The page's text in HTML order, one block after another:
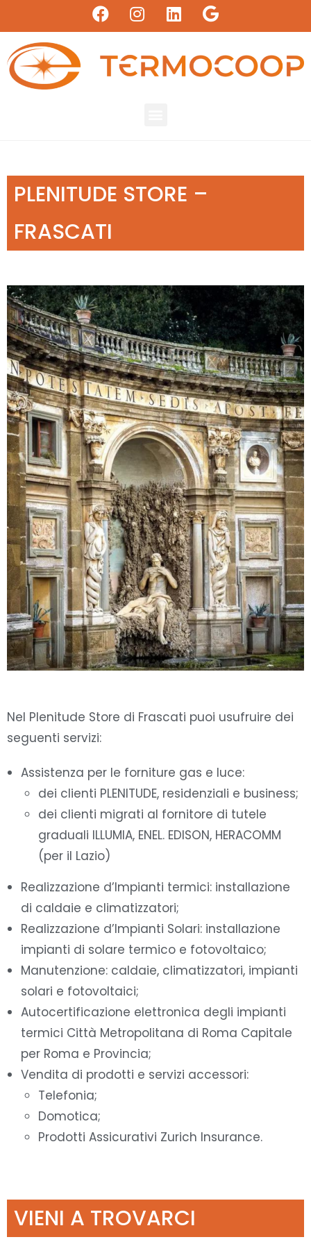
PLENITUDE STORE –
FRASCATI
Nel Plenitude Store di Frascati puoi usufruire dei
seguenti servizi:
Assistenza per le forniture gas e luce:
dei clienti PLENITUDE, residenziali e business;
dei clienti migrati al fornitore di tutele
graduali ILLUMIA, ENEL. EDISON, HERACOMM
(per il Lazio)
Realizzazione d’Impianti termici: installazione
di caldaie e climatizzatori;
Realizzazione d’Impianti Solari: installazione
impianti di solare termico e fotovoltaico;
Manutenzione: caldaie, climatizzatori, impianti
solari e fotovoltaici;
Autocertificazione elettronica degli impianti
termici Città Metropolitana di Roma Capitale
per Roma e Provincia;
Vendita di prodotti e servizi accessori:
Telefonia;
Domotica;
Prodotti Assicurativi Zurich Insurance.
VIENI A TROVARCI